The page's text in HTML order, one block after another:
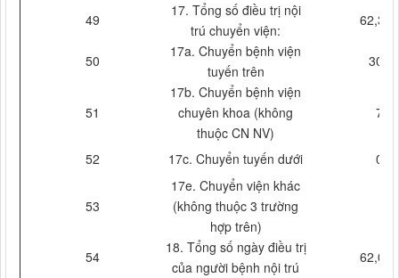
49
17. Tổng số điều trị nội
trú chuyển viện:
62,318
50
17a. Chuyển bệnh viện
tuyến trên
306
51
17b. Chuyển bệnh viện
chuyên khoa (không
thuộc CN NV)
7
52 17c. Chuyển tuyến dưới 0
53
17e. Chuyển viện khác
(không thuộc 3 trường
hợp trên)
54
18. Tổng số ngày điều trị
của người bệnh nội trú
62,005